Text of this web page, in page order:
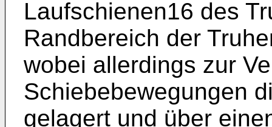
Laufschienen16 des
Randbereich der
wobei allerdings zur
Schiebebewegungen
gelagert und über